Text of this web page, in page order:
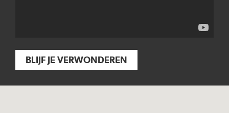
BLIJF JE VERWONDEREN